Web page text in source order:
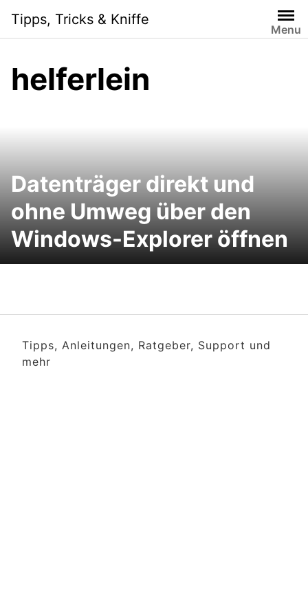
content
Tipps, Tricks & Kniffe
Menu
helferlein
Datenträger direkt und
ohne Umweg über den
Windows-Explorer öffnen
Tipps, Anleitungen, Ratgeber, Support und
mehr